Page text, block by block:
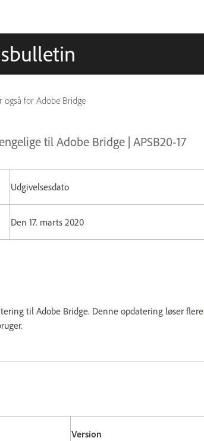
også for Adobe Bridge
til Adobe Bridge | APSB20-17
Udgivelsesdato
Den 17. marts 2020
til Adobe Bridge. Denne opdatering løser flere
Version